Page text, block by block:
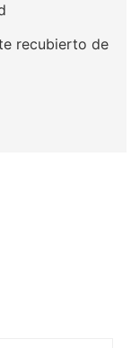
recubierto de